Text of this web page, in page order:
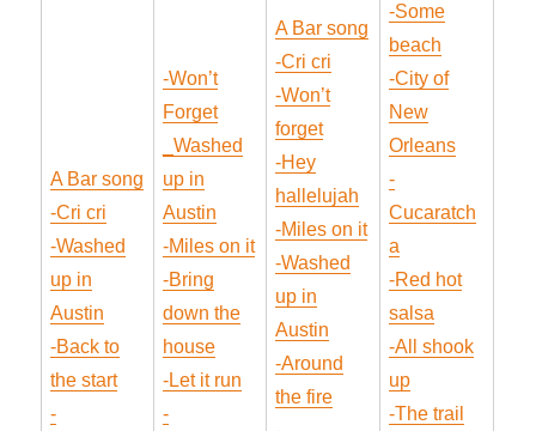
A Bar song
-Cri cri
-Washed
up in
Austin
-Back to
the start
-
-Won’t
Forget
_Washed
up in
Austin
-Miles on it
-Bring
down the
house
-Let it run
-
A Bar song
-Cri cri
-Won’t
forget
-Hey
hallelujah
-Miles on it
-Washed
up in
Austin
-Around
the fire
-Some
beach
-City of
New
Orleans
-
Cucaratch
a
-Red hot
salsa
-All shook
up
-The trail